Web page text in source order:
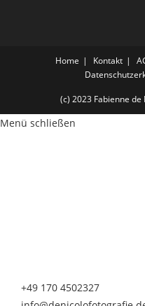
Home Kontakt
(c) 2023 Fabienne
Menü schließen
+49 170 4502327